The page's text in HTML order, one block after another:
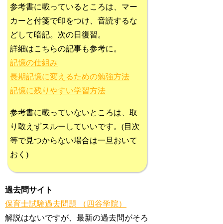
参考書に載っているところは、マー
カーと付箋で印をつけ、音読するな
どして暗記。次の日復習。
詳細はこちらの記事も参考に。
記憶の仕組み
長期記憶に変えるための勉強方法
記憶に残りやすい学習方法
参考書に載っていないところは、取
り敢えずスルーしていいです。(目次
等で見つからない場合は一旦おいて
おく)
過去問サイト
保育士試験過去問題 （四谷学院）
解説はないですが、最新の過去問がそろ